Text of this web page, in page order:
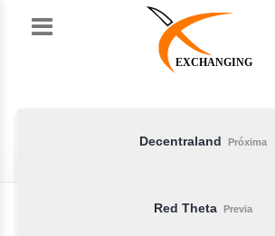
EXCHANGING
Próxima
Decentraland
Previa
Red Theta